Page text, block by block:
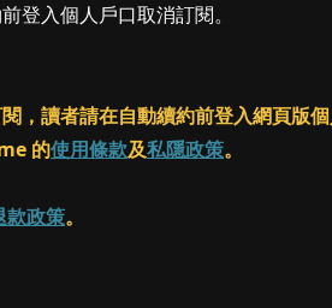
登入個人戶口取消訂閱。
，讀者請在自動續約前登入網頁版
的使用條款及私隱政策。
款政策。